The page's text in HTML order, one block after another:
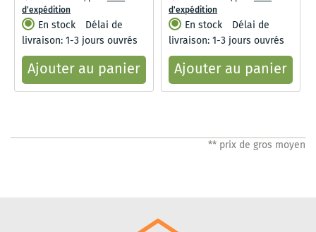
d'expédition
En stock
Délai de
livraison: 1-3 jours ouvrés
Ajouter au panier
d'expédition
En stock
Délai de
livraison: 1-3 jours ouvrés
Ajouter au panier
** prix de gros moyen